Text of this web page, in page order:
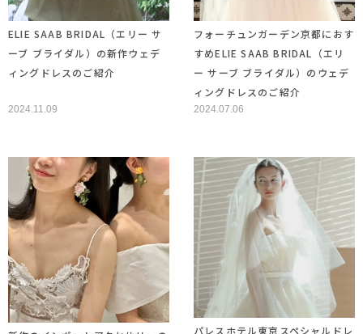
ELIE SAAB BRIDAL（エリー サ
ーブ ブライダル）の新作ウェデ
ィングドレスのご紹介
2024.11.09
フォーチュンガーデン京都におす
すめELIE SAAB BRIDAL（エリ
ー サーブ ブライダル）のウェデ
ィングドレスのご紹介
2024.07.06
パレスホテル東京スペシャルドレ